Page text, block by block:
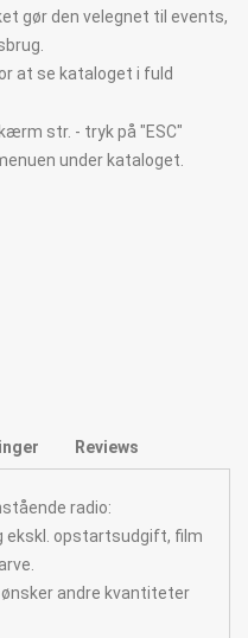
gør den velegnet til events,
at se kataloget i fuld
str. - tryk på "ESC"
under kataloget.
Reviews
radio:
ekskl. opstartsudgift, film
andre kvantiteter